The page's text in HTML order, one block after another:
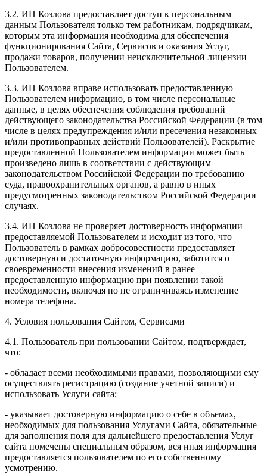
3.2. ИП Козлова предоставляет доступ к персональным
данным Пользователя только тем работникам, подрядчикам,
которым эта информация необходима для обеспечения
функционирования Сайта, Сервисов и оказания Услуг,
продажи товаров, получении неисключительной лицензии
Пользователем.
3.3. ИП Козлова вправе использовать предоставленную
Пользователем информацию, в том числе персональные
данные, в целях обеспечения соблюдения требований
действующего законодательства Российской Федерации (в том
числе в целях предупреждения и/или пресечения незаконных
и/или противоправных действий Пользователей). Раскрытие
предоставленной Пользователем информации может быть
произведено лишь в соответствии с действующим
законодательством Российской Федерации по требованию
суда, правоохранительных органов, а равно в иных
предусмотренных законодательством Российской Федерации
случаях.
3.4. ИП Козлова не проверяет достоверность информации
предоставляемой Пользователем и исходит из того, что
Пользователь в рамках добросовестности предоставляет
достоверную и достаточную информацию, заботится о
своевременности внесения изменений в ранее
предоставленную информацию при появлении такой
необходимости, включая но не ограничиваясь изменение
номера телефона.
4. Условия пользования Сайтом, Сервисами
4.1. Пользователь при пользовании Сайтом, подтверждает,
что:
- обладает всеми необходимыми правами, позволяющими ему
осуществлять регистрацию (создание учетной записи) и
использовать Услуги сайта;
- указывает достоверную информацию о себе в объемах,
необходимых для пользования Услугами Сайта, обязательные
для заполнения поля для дальнейшего предоставления Услуг
сайта помечены специальным образом, вся иная информация
предоставляется пользователем по его собственному
усмотрению.